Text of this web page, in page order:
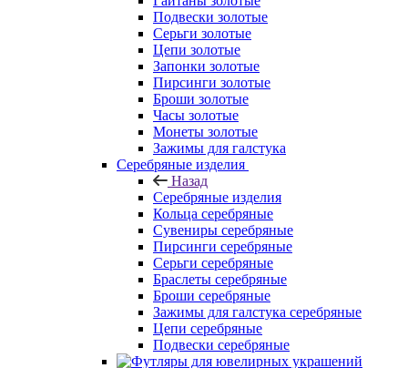
Подвески золотые
Серьги золотые
Цепи золотые
Запонки золотые
Пирсинги золотые
Броши золотые
Часы золотые
Монеты золотые
Зажимы для галстука
Серебряные изделия
Назад
Серебряные изделия
Кольца серебряные
Сувениры серебряные
Пирсинги серебряные
Серьги серебряные
Браслеты серебряные
Броши серебряные
Зажимы для галстука серебряные
Цепи серебряные
Подвески серебряные